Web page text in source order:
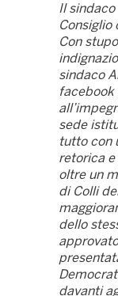
Il
Consiglio
Con
sindaco
facebook
sede
tutto con
retorica
oltre un
di Colli
dello
davanti